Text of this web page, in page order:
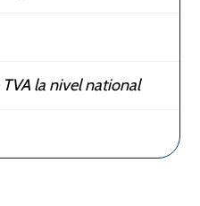
la nivel national